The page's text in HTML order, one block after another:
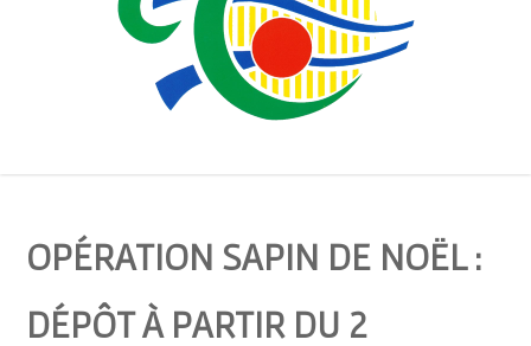
OPÉRATION SAPIN DE NOËL :
DÉPÔT À PARTIR DU 2